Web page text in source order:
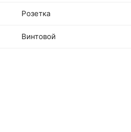
Розетка
Винтовой